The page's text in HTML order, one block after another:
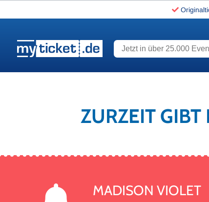
Jetzt in über 25.000
ZURZEIT
MADISON VIOLET